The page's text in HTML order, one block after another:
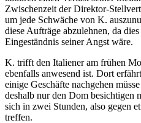
Zwischenzeit der Direktor-
um jede Schwäche von K.
diese Aufträge abzulehnen, da
Eingeständnis seiner Angst wäre.
K. trifft den Italiener am frühen
ebenfalls anwesend ist. Dort
einige Geschäfte nachgehen
deshalb nur den Dom besichtigen
sich in zwei Stunden, also gegen
treffen.